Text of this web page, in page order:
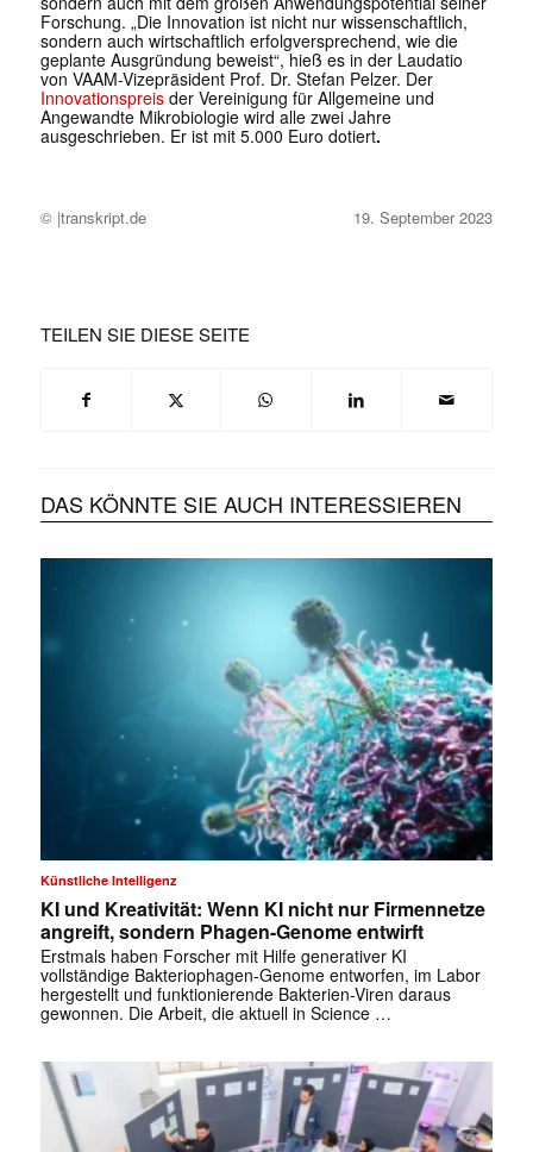
Forschung. „Die Innovation ist nicht nur wissenschaftlich,
sondern auch wirtschaftlich erfolgversprechend, wie die
geplante Ausgründung beweist“, hieß es in der Laudatio
von VAAM-Vizepräsident Prof. Dr. Stefan Pelzer. Der
Innovationspreisder Vereinigung für Allgemeine und
Angewandte Mikrobiologie wird alle zwei Jahre
ausgeschrieben. Er ist mit 5.000 Euro dotiert.
© |transkript.de 19. September 2023
TEILEN SIE DIESE SEITE
DAS KÖNNTE SIE AUCH INTERESSIEREN
Künstliche Intelligenz
KI und Kreativität: Wenn KI nicht nur Firmennetze
angreift, sondern Phagen-Genome entwirft
Erstmals haben Forscher mit Hilfe generativer KI
vollständige Bakteriophagen-Genome entworfen, im Labor
hergestellt und funktionierende Bakterien-Viren daraus
gewonnen. Die Arbeit, die aktuell in Science …